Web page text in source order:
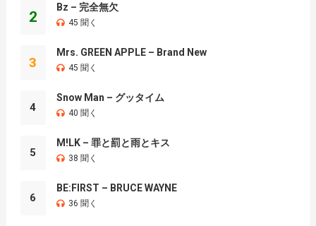
2
Bz – 完全無欠
45 聞く
3
Mrs. GREEN APPLE – Brand New
45 聞く
4
Snow Man – グッタイム
40 聞く
5
M!LK – 罪と罰と雨とキス
38 聞く
6
BE:FIRST – BRUCE WAYNE
36 聞く